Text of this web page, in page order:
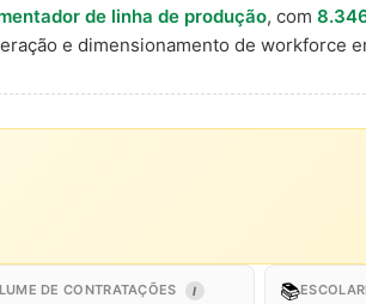
de linha de produção, com
e dimensionamento de workforce
DE CONTRATAÇÕES I 📚